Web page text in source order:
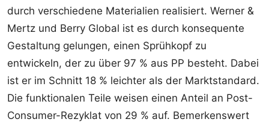
durch verschiedene Materialien realisiert. Werner &
Mertz und Berry Global ist es durch konsequente
Gestaltung gelungen, einen Sprühkopf zu
entwickeln, der zu über 97 % aus PP besteht. Dabei
ist er im Schnitt 18 % leichter als der Marktstandard.
Die funktionalen Teile weisen einen Anteil an Post-
Consumer-Rezyklat von 29 % auf. Bemerkenswert